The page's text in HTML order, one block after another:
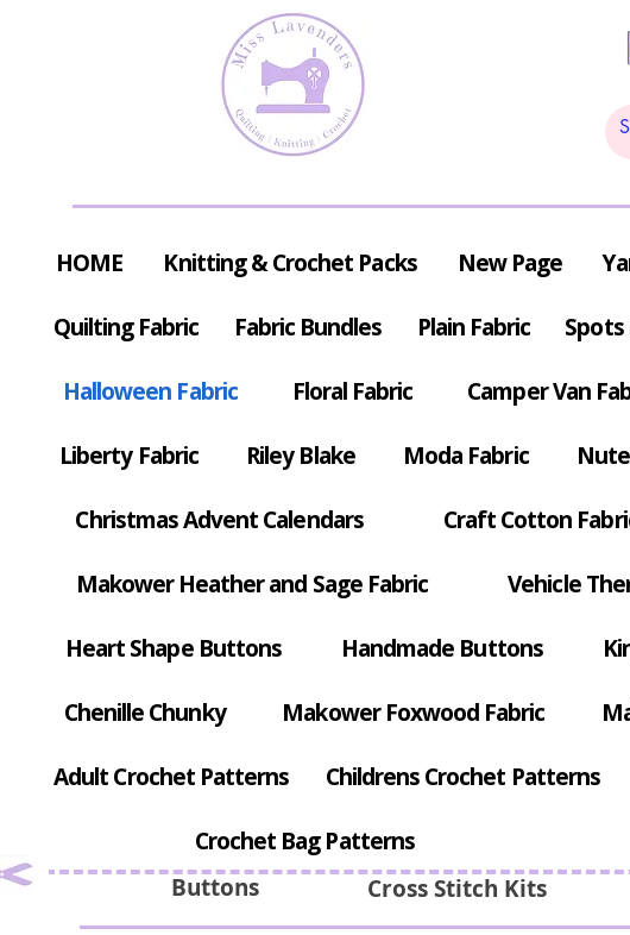
Buttons Cross Stitch Kits
HOME Knitting & Crochet Packs New Page
Quilting Fabric Fabric Bundles Plain Fabric Spots
Halloween Fabric Floral Fabric Camper Van
Liberty Fabric Riley Blake Moda Fabric
Christmas Advent Calendars Craft Cotton
Makower Heather and Sage Fabric Vehicle
Heart Shape Buttons Handmade Buttons
Chenille Chunky Makower Foxwood Fabric
Adult Crochet Patterns Childrens Crochet Patterns
Crochet Bag Patterns